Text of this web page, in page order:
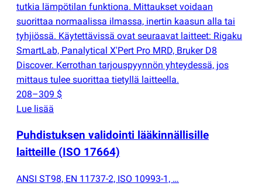
tutkia lämpötilan funktiona. Mittaukset voidaan
suorittaa normaalissa ilmassa, inertin kaasun alla tai
tyhjiössä. Käytettävissä ovat seuraavat laitteet: Rigaku
SmartLab, Panalytical X'Pert Pro MRD, Bruker D8
Discover. Kerrothan tarjouspyynnön yhteydessä, jos
mittaus tulee suorittaa tietyllä laitteella.
208–309 $
Lue lisää
Puhdistuksen validointi lääkinnällisille
laitteille (ISO 17664)
ANSI ST98, EN 11737-2, ISO 10993-1, …